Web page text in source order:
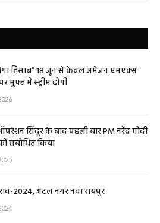
हिसाब” 18 जून से केवल अमेज़न एमएक्स
मुफ्त में स्ट्रीम होगी
सिंदूर के बाद पहली बार PM नरेंद्र मोदी
को संबोधित किया
2024, अटल नगर नवा रायपुर